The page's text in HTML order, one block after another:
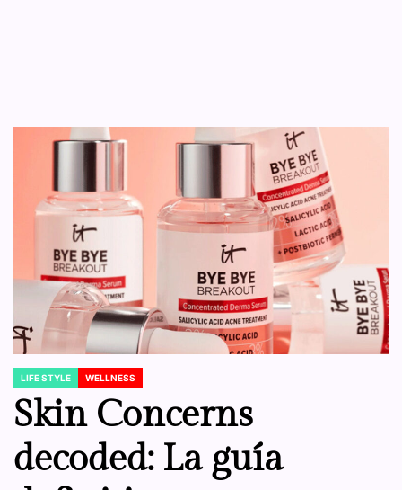
POSTED
IN
LIFE STYLE WELLNESS
Skin Concerns
decoded: La guía